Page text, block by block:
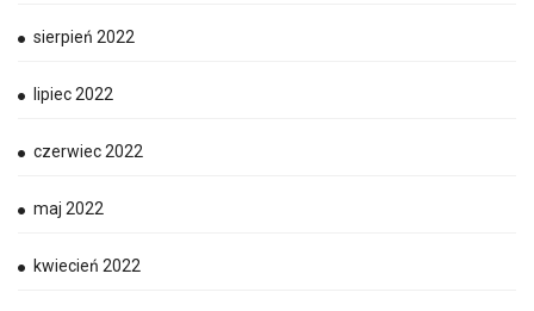
sierpień 2022
lipiec 2022
czerwiec 2022
maj 2022
kwiecień 2022